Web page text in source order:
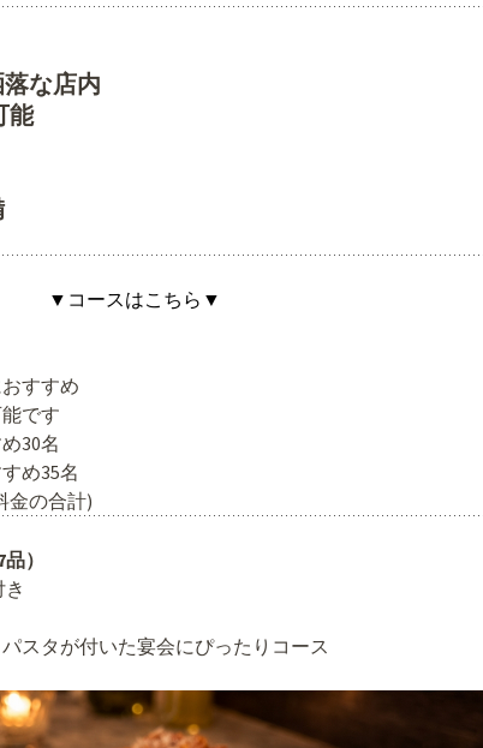
な店内
能
▼コースはこちら▼
すすめ
です
30名
め35名
金の合計)
）
スタが付いた宴会にぴったりコース